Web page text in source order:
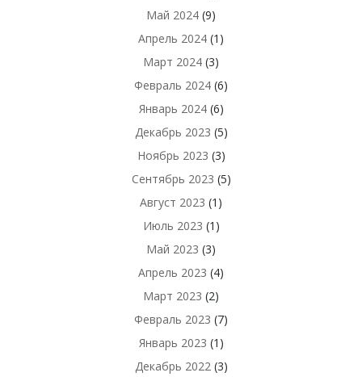
Май 2024 (9)
Апрель 2024 (1)
Март 2024 (3)
Февраль 2024 (6)
Январь 2024(6)
Декабрь 2023 (5)
Ноябрь 2023 (3)
Сентябрь 2023 (5)
Август 2023 (1)
Июль 2023 (1)
Май 2023 (3)
Апрель 2023 (4)
Март 2023 (2)
Февраль 2023 (7)
Январь 2023 (1)
Декабрь 2022(3)